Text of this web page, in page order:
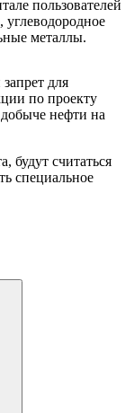
пользователей
углеводородное
металлы.
для
по проекту
нефти на
будут считаться
специальное